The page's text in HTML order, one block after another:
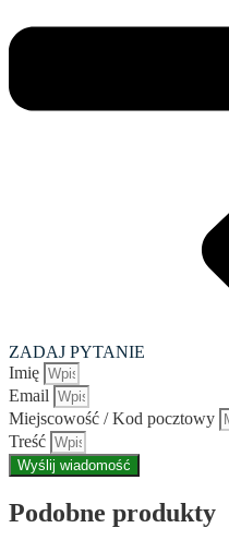
ZADAJ PYTANIE
Imię
Email
Miejscowość / Kod pocztowy
Treść
Wyślij wiadomość
Podobne produkty